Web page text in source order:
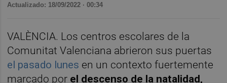
Actualizado: 18/09/2022 · 00:34
VALÈNCIA. Los centros escolares de la
Comunitat Valenciana abrieron sus puertas
el pasado lunes en un contexto fuertemente
marcado por el descenso de la natalidad,